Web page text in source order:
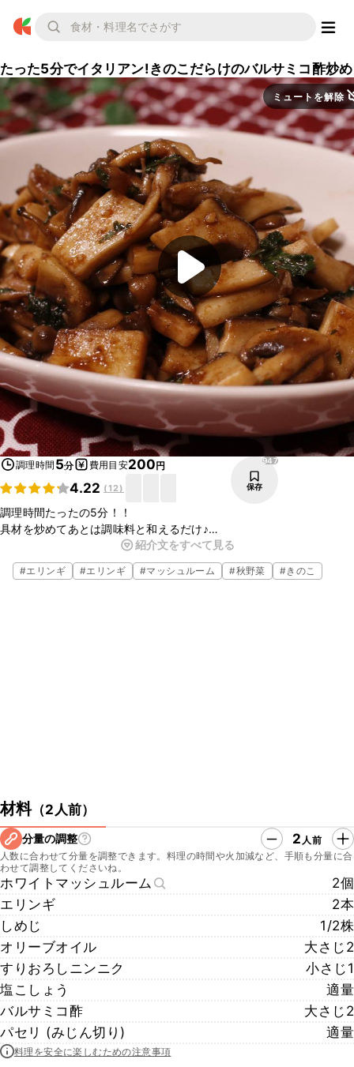
たった5分でイタリアン!きのこだらけのバルサミコ酢炒め
ミュートを解除
調理時間 5分 費用目安200円
4.22 (12)
947
保存
調理時間たったの5分！！
具材を炒めてあとは調味料と和えるだけ♪
簡単なのに本格的！お洒落でとても美味しい副菜の出来上がり♪
お酒のアテには勿論、パンと一緒に食べても美味しく召し上がれます
紹介文をすべて見る
#エリンギ #エリンギ #マッシュルーム #秋野菜 #きのこ
材料（2人前）
分量の調整 2 人前
人数に合わせて分量を調整できます。料理の時間や火加減など、手順も分量に合
わせて調整してくださいね。
ホワイトマッシュルーム
2個
エリンギ
2本
しめじ
1/2株
オリーブオイル
大さじ2
すりおろしニンニク
小さじ1
塩こしょう
適量
バルサミコ酢
大さじ2
パセリ (みじん切り)
適量
料理を安全に楽しむための注意事項